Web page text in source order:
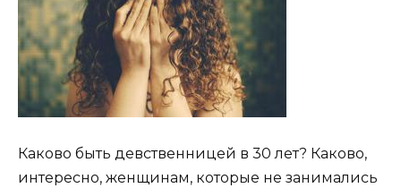
Каково быть девственницей в 30 лет? Каково,
интересно, женщинам, которые не занимались